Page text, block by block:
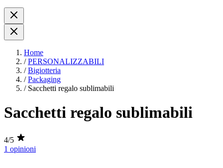
Home
/ PERSONALIZZABILI
/ Bigiotteria
/ Packaging
/ Sacchetti regalo sublimabili
Sacchetti regalo sublimabili
4/5
1 opinioni